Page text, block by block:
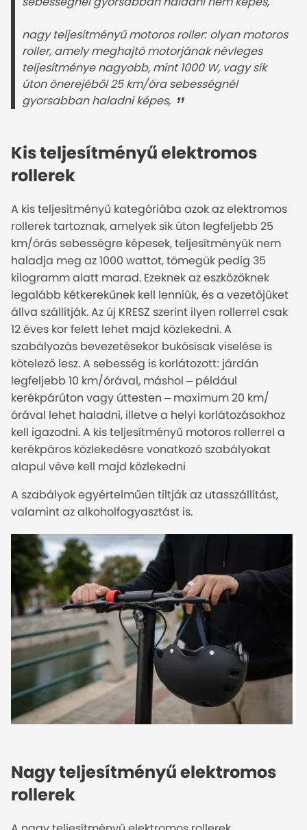
nagy teljesítményű motoros roller: olyan motoros
roller, amely meghajtó motorjának névleges
teljesítménye nagyobb, mint 1000 W, vagy sík
úton önerejéből 25 km/óra sebességnél
gyorsabban haladni képes,
Kis teljesítményű elektromos
rollerek
A kis teljesítményű kategóriába azok az elektromos
rollerek tartoznak, amelyek sík úton legfeljebb 25
km/órás sebességre képesek, teljesítményük nem
haladja meg az 1000 wattot, tömegük pedig 35
kilogramm alatt marad. Ezeknek az eszközöknek
legalább kétkerekűnek kell lenniük, és a vezetőjüket
állva szállítják. Az új KRESZ szerint ilyen rollerrel csak
12 éves kor felett lehet majd közlekedni. A
szabályozás bevezetésekor bukósisak viselése is
kötelező lesz. A sebesség is korlátozott: járdán
legfeljebb 10 km/órával, máshol – például
kerékpárúton vagy úttesten – maximum 20 km/
órával lehet haladni, illetve a helyi korlátozásokhoz
kell igazodni. A kis teljesítményű motoros rollerrel a
kerékpáros közlekedésre vonatkozó szabályokat
alapul véve kell majd közlekedni
A szabályok egyértelműen tiltják az utasszállítást,
valamint az alkoholfogyasztást is.
Nagy teljesítményű elektromos
rollerek